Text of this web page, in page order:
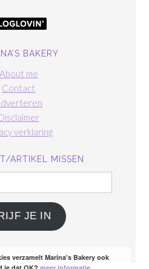
BAKERY
About me
Contact
verklaring
ARTIKEL MISSEN
JE IN
verzamelt Marina's Bakery ook